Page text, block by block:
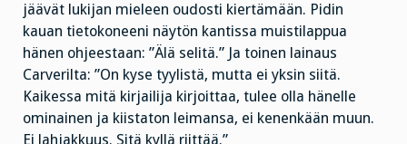
jäävät lukijan mieleen oudosti kiertämään. Pidin
kauan tietokoneeni näytön kantissa muistilappua
hänen ohjeestaan: ”Älä selitä.” Ja toinen lainaus
Carverilta: ”On kyse tyylistä, mutta ei yksin siitä.
Kaikessa mitä kirjailija kirjoittaa, tulee olla hänelle
ominainen ja kiistaton leimansa, ei kenenkään muun.
Ei lahjakkuus. Sitä kyllä riittää.”